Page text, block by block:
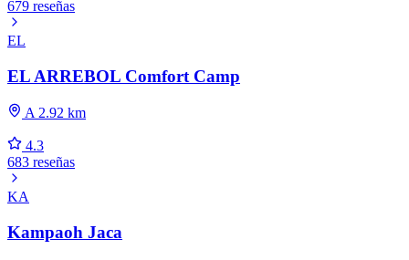
679 reseñas
EL
EL ARREBOL Comfort Camp
A 2.92 km
4.3
683 reseñas
KA
Kampaoh Jaca